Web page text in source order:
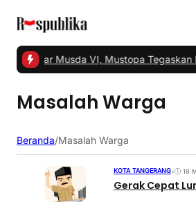
Gelar Musda VI, Mustopa Tegaskan
Masalah Warga
Beranda/Masalah Warga
KOTA TANGERANG• 18
Gerak Cepat